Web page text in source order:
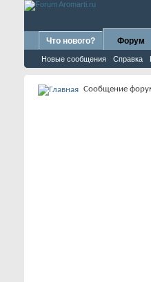
Что нового? Форум
Новые сообщения Справка
Сообщение